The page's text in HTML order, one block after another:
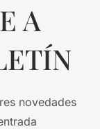
A
novedades